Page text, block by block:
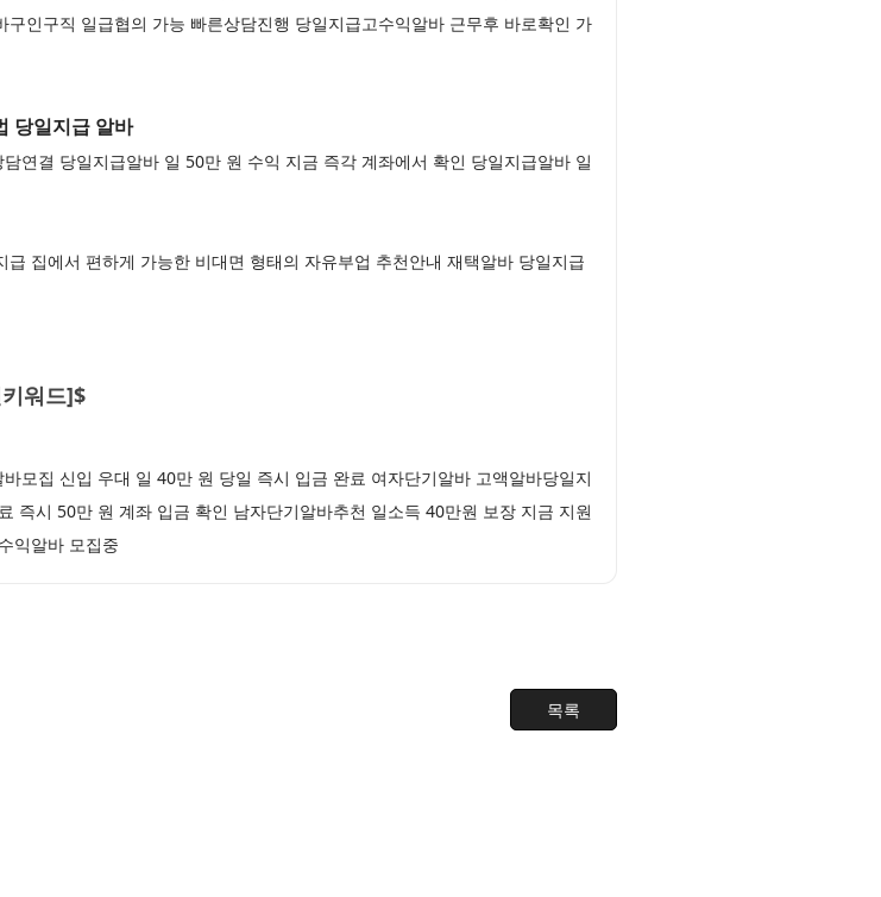
인구직 일급협의 가능 빠른상담진행 당일지급고수익알바 근무후 바로확인 가
당일지급 알바
연결 당일지급알바 일 50만 원 수익 지금 즉각 계좌에서 확인 당일지급알바 일
집에서 편하게 가능한 비대면 형태의 자유부업 추천안내 재택알바 당일지급
워드]$
모집 신입 우대 일 40만 원 당일 즉시 입금 완료 여자단기알바 고액알바당일지
즉시 50만 원 계좌 입금 확인 남자단기알바추천 일소득 40만원 보장 지금 지원
익알바 모집중
목록